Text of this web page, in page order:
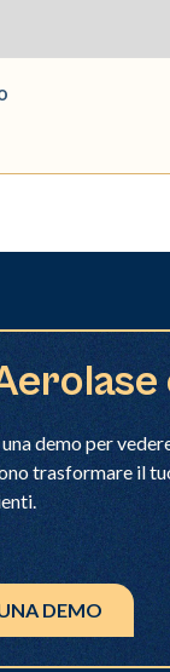
demo per
trasformare il
DEMO